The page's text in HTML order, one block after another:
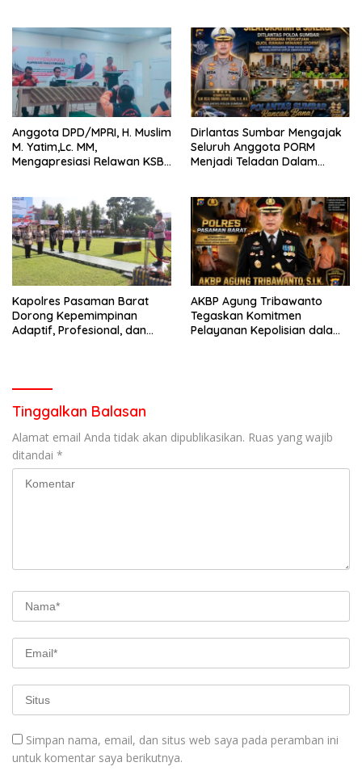
Anggota DPD/MPRI, H. Muslim
M. Yatim,Lc. MM,
Mengapresiasi Relawan KSB
Bencana
Dirlantas Sumbar Mengajak
Seluruh Anggota PORM
Menjadi Teladan Dalam
Perlengkapan Keselamatan
Berkendara
Kapolres Pasaman Barat
Dorong Kepemimpinan
Adaptif, Profesional, dan
AKBP Agung Tribawanto
Tegaskan Komitmen
Pelayanan Kepolisian dalam
Tinggalkan Balasan
Alamat email Anda tidak akan dipublikasikan. Ruas yang wajib
ditandai *
Simpan nama, email, dan situs web saya pada peramban ini
untuk komentar saya berikutnya.